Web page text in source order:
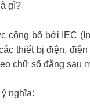
gì?
công bố bởi IEC
thiết bị điện,
chữ số đằng sau
nghĩa: